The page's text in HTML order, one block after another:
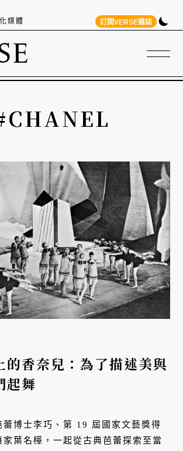
媒體 訂閱VERSE雜誌
的香奈兒：為了描述美與
起舞
蕾博士李巧、第 19 屆國家文藝獎得
家葉名樺，一起從古典芭蕾探索至當